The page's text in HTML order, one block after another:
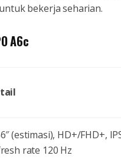
bekerja seharian.
A6c
(estimasi), HD+/FHD+,
rate 120 Hz